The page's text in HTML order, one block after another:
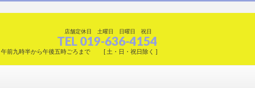
店舗定休日 土曜日 日曜日 祝日
TEL 019-636-4154
前九時半から午後五時ごろまで [ 土・日・祝日除く ]